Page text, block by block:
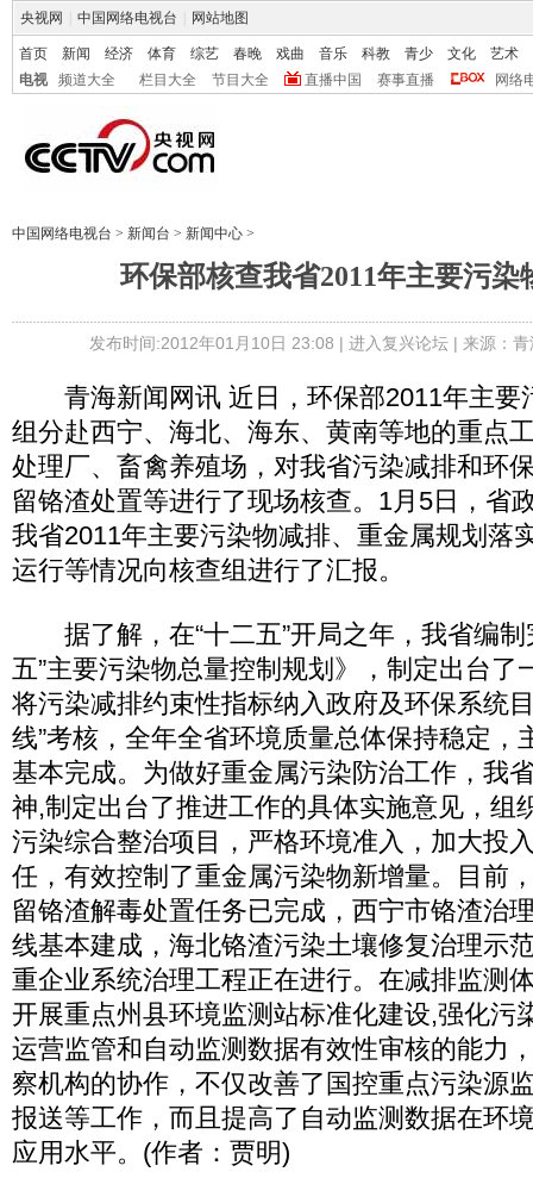
央视网 中国网络电视台 网站地图
首页 新闻 经济 体育 综艺 春晚 戏曲 音乐 科教 青少 文化
艺术
电视
频道大全 栏目大全 节目大全 直播中国 赛事直播 网络
中国网络电视台 > 新闻台 > 新闻中心 >
环保部核查我省2011年主要污染
发布时间:2012年01月10日 23:08 | 进入复兴论坛| 来源：
青海新闻网讯 近日，环保部2011年主要
组分赴西宁、海北、海东、黄南等地的重点
处理厂、畜禽养殖场，对我省污染减排和环
留铬渣处置等进行了现场核查。1月5日，省
我省2011年主要污染物减排、重金属规划落
运行等情况向核查组进行了汇报。
据了解，在“十二五”开局之年，我省编制
五”主要污染物总量控制规划》，制定出台了
将污染减排约束性指标纳入政府及环保系统
线”考核，全年全省环境质量总体保持稳定，
基本完成。为做好重金属污染防治工作，我
神,制定出台了推进工作的具体实施意见，组
污染综合整治项目，严格环境准入，加大投
任，有效控制了重金属污染物新增量。目前
留铬渣解毒处置任务已完成，西宁市铬渣治
线基本建成，海北铬渣污染土壤修复治理示
重企业系统治理工程正在进行。在减排监测
开展重点州县环境监测站标准化建设,强化污
运营监管和自动监测数据有效性审核的能力
察机构的协作，不仅改善了国控重点污染源
报送等工作，而且提高了自动监测数据在环
应用水平。(作者：贾明)